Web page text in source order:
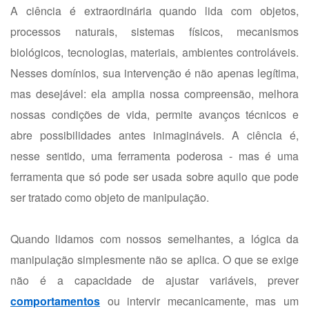
A ciência é extraordinária quando lida com objetos,
processos naturais, sistemas físicos, mecanismos
biológicos, tecnologias, materiais, ambientes controláveis.
Nesses domínios, sua intervenção é não apenas legítima,
mas desejável: ela amplia nossa compreensão, melhora
nossas condições de vida, permite avanços técnicos e
abre possibilidades antes inimagináveis. A ciência é,
nesse sentido, uma ferramenta poderosa - mas é uma
ferramenta que só pode ser usada sobre aquilo que pode
ser tratado como objeto de manipulação.
Quando lidamos com nossos semelhantes, a lógica da
manipulação simplesmente não se aplica. O que se exige
não é a capacidade de ajustar variáveis, prever
comportamentos ou intervir mecanicamente, mas um